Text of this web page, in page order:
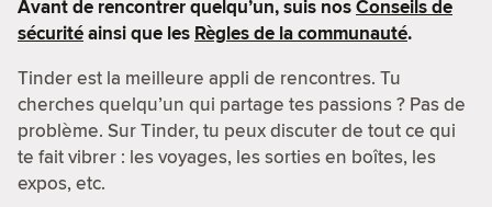
Avant de rencontrer quelqu’un, suis nosConseils de
sécuritéainsi que les Règles de la communauté.
Tinder est la meilleure appli de rencontres. Tu
cherches quelqu’un qui partage tes passions ? Pas de
problème. Sur Tinder, tu peux discuter de tout ce qui
te fait vibrer : les voyages, les sorties en boîtes, les
expos, etc.